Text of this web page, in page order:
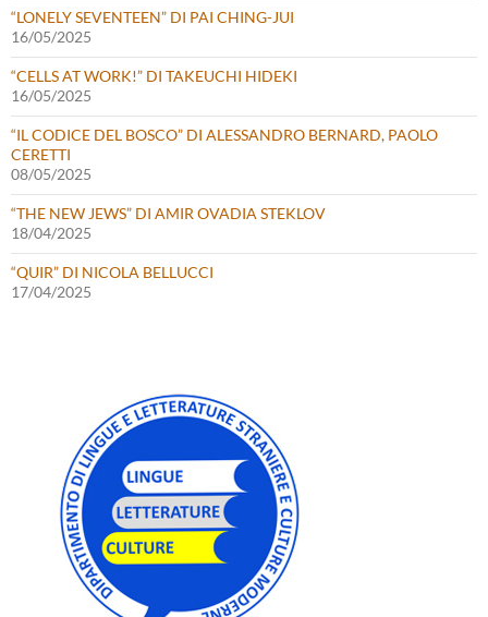
“LONELY SEVENTEEN” DI PAI CHING-JUI
16/05/2025
“CELLS AT WORK!” DI TAKEUCHI HIDEKI
16/05/2025
“IL CODICE DEL BOSCO” DI ALESSANDRO BERNARD, PAOLO
CERETTI
08/05/2025
“THE NEW JEWS” DI AMIR OVADIA STEKLOV
18/04/2025
“QUIR” DI NICOLA BELLUCCI
17/04/2025